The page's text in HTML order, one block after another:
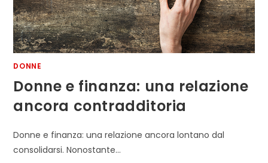
DONNE
Donne e finanza: una relazione
ancora contradditoria
Donne e finanza: una relazione ancora lontano dal
consolidarsi. Nonostante…